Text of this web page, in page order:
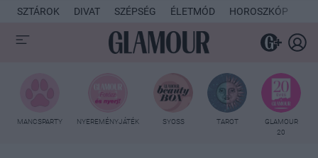
SZTÁROK DIVAT SZÉPSÉG ÉLETMÓD HOROSZKÓP
MANCSPARTY NYEREMÉNYJÁTÉK SYOSS TAROT
GLAMOUR
20